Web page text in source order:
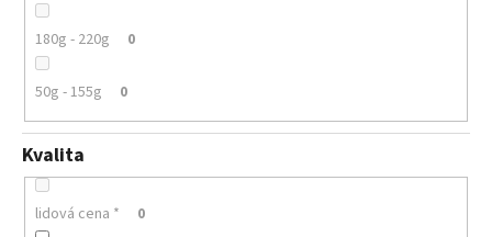
180g - 220g 0
50g - 155g 0
Kvalita
lidová cena * 0